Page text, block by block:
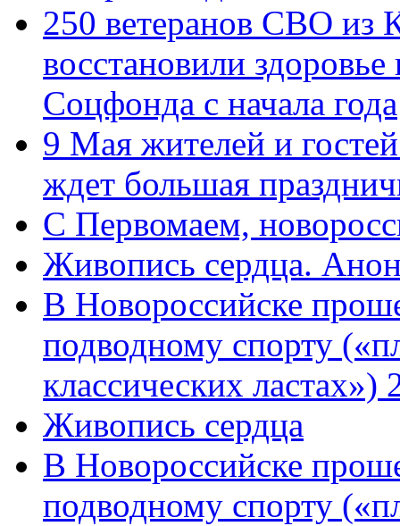
250 ветеранов СВО из
восстановили
Соцфонда с начала года
9 Мая жителей и
ждет большая
C Первомаем,
Живопись сердца.
В Новороссийске
подводному спорту
классических
Живопись сердца
В Новороссийске
подводному спорту